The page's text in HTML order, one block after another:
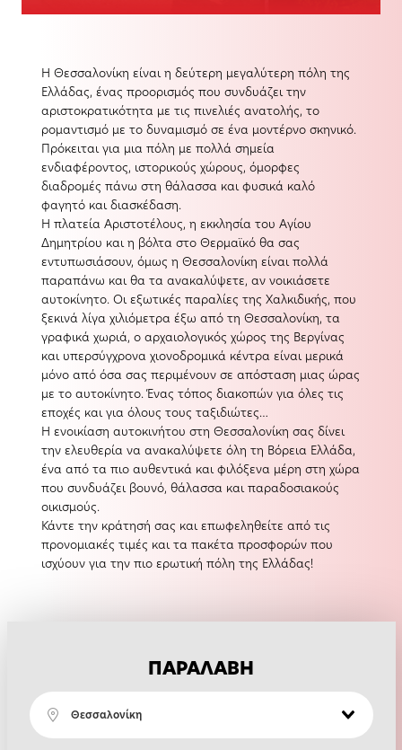
Η Θεσσαλονίκη είναι η δεύτερη μεγαλύτερη πόλη της
Ελλάδας, ένας προορισμός που συνδυάζει την
αριστοκρατικότητα με τις πινελιές ανατολής, το
ρομαντισμό με το δυναμισμό σε ένα μοντέρνο σκηνικό.
Πρόκειται για μια πόλη με πολλά σημεία
ενδιαφέροντος, ιστορικούς χώρους, όμορφες
διαδρομές πάνω στη θάλασσα και φυσικά καλό
φαγητό και διασκέδαση.
Η πλατεία Αριστοτέλους, η εκκλησία του Αγίου
Δημητρίου και η βόλτα στο Θερμαϊκό θα σας
εντυπωσιάσουν, όμως η Θεσσαλονίκη είναι πολλά
παραπάνω και θα τα ανακαλύψετε, αν νοικιάσετε
αυτοκίνητο. Οι εξωτικές παραλίες της Χαλκιδικής, που
ξεκινά λίγα χιλιόμετρα έξω από τη Θεσσαλονίκη, τα
γραφικά χωριά, ο αρχαιολογικός χώρος της Βεργίνας
και υπερσύγχρονα χιονοδρομικά κέντρα είναι μερικά
μόνο από όσα σας περιμένουν σε απόσταση μιας ώρας
με το αυτοκίνητο. Ένας τόπος διακοπών για όλες τις
εποχές και για όλους τους ταξιδιώτες…
Η ενοικίαση αυτοκινήτου στη Θεσσαλονίκη σας δίνει
την ελευθερία να ανακαλύψετε όλη τη Βόρεια Ελλάδα,
ένα από τα πιο αυθεντικά και φιλόξενα μέρη στη χώρα
που συνδυάζει βουνό, θάλασσα και παραδοσιακούς
οικισμούς.
Κάντε την κράτησή σας και επωφεληθείτε από τις
προνομιακές τιμές και τα πακέτα προσφορών που
ισχύουν για την πιο ερωτική πόλη της Ελλάδας!
ΠΑΡΑΛΑΒΗ
Θεσσαλονίκη